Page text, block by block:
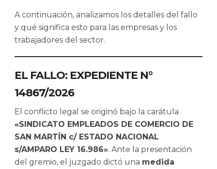
A continuación, analizamos los detalles del fallo
y qué significa esto para las empresas y los
trabajadores del sector.
EL FALLO: EXPEDIENTE N°
14867/2026
El conflicto legal se originó bajo la carátula
«SINDICATO EMPLEADOS DE COMERCIO DE
SAN MARTÍN c/ ESTADO NACIONAL
s/AMPARO LEY 16.986». Ante la presentación
del gremio, el juzgado dictó una medida